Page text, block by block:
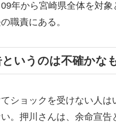
年から宮崎県全体を対
職責にある。
いうのは不確かな
ショックを受けない人
。押川さんは、余命宣告